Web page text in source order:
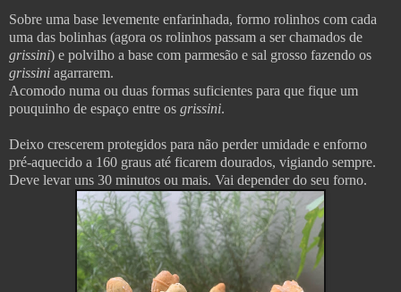
Sobre uma base levemente enfarinhada, formo rolinhos com cada
uma das bolinhas (agora os rolinhos passam a ser chamados de
grissini) e polvilho a base com parmesão e sal grosso fazendo os
grissini agarrarem.
Acomodo numa ou duas formas suficientes para que fique um
pouquinho de espaço entre os grissini.
Deixo crescerem protegidos para não perder umidade e enforno
pré-aquecido a 160 graus até ficarem dourados, vigiando sempre.
Deve levar uns 30 minutos ou mais. Vai depender do seu forno.